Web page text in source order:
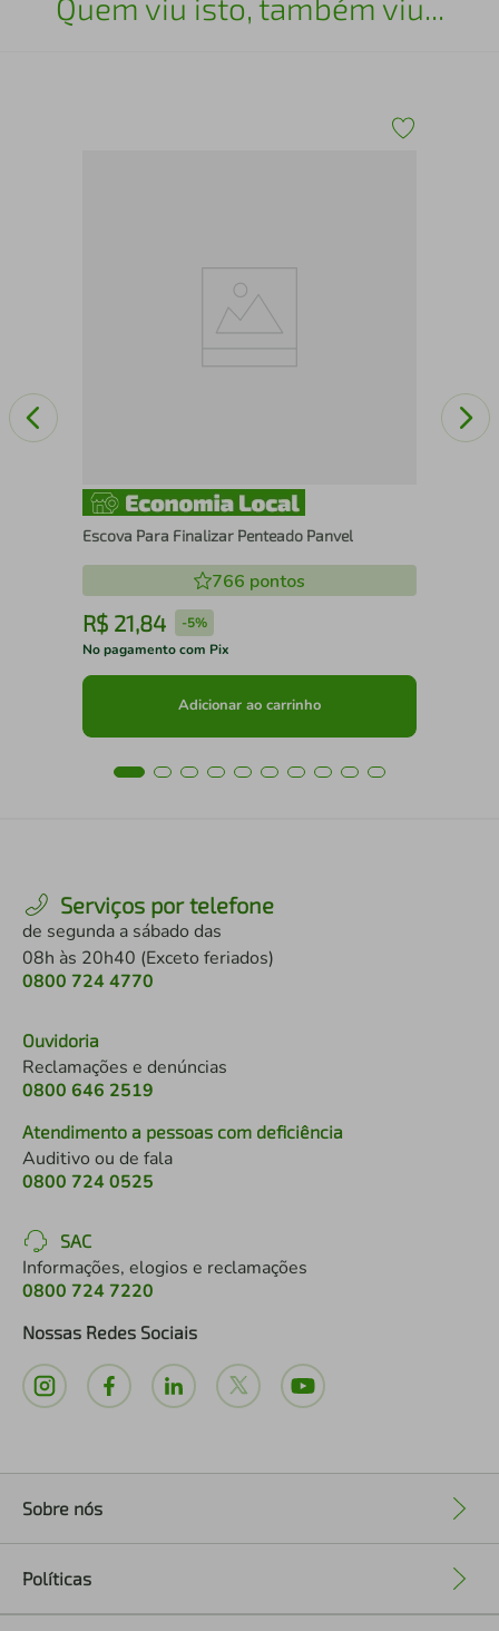
Quem viu isto, também viu...
Escova Para Finalizar Penteado Panvel
766 pontos
R$ 21,84 -5%
No pagamento com Pix
Adicionar ao carrinho
Serviços por telefone
de segunda a sábado das
08h às 20h40 (Exceto feriados)
0800 724 4770
Ouvidoria
Reclamações e denúncias
0800 646 2519
Atendimento a pessoas com deficiência
Auditivo ou de fala
0800 724 0525
SAC
Informações, elogios e reclamações
0800 724 7220
Nossas Redes Sociais
Sobre nós
Políticas